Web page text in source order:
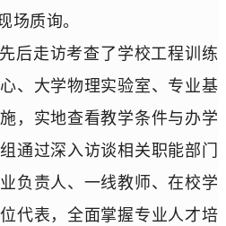
场质询。
后走访考查了学校工程训练
、大学物理实验室、专业基
，实地查看教学条件与办学
通过深入访谈相关职能部门
负责人、一线教师、在校学
代表，全面掌握专业人才培